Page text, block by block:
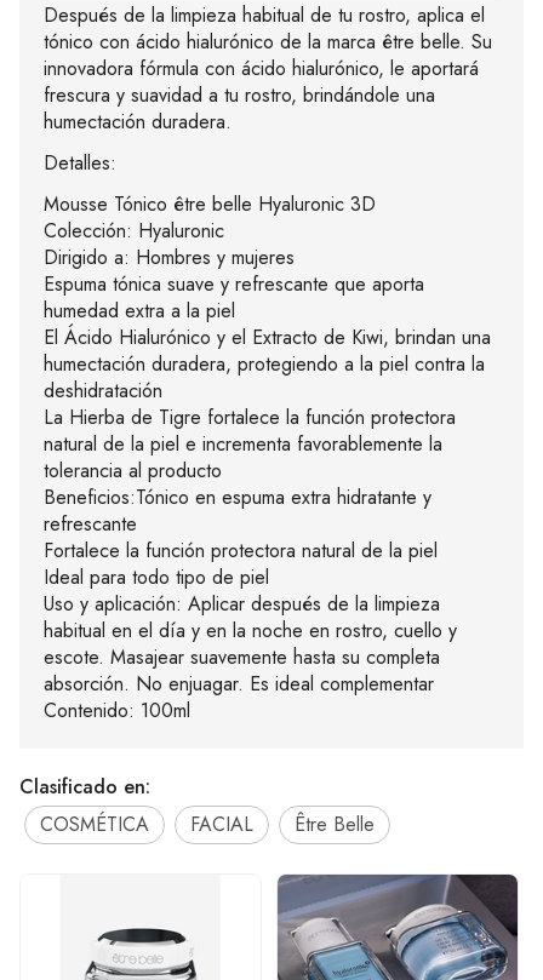
Después de la limpieza habitual de tu rostro, aplica el
tónico con ácido hialurónico de la marca être belle. Su
innovadora fórmula con ácido hialurónico, le aportará
frescura y suavidad a tu rostro, brindándole una
humectación duradera.
Detalles:
Mousse Tónico être belle Hyaluronic 3D
Colección: Hyaluronic
Dirigido a: Hombres y mujeres
Espuma tónica suave y refrescante que aporta
humedad extra a la piel
El Ácido Hialurónico y el Extracto de Kiwi, brindan una
humectación duradera, protegiendo a la piel contra la
deshidratación
La Hierba de Tigre fortalece la función protectora
natural de la piel e incrementa favorablemente la
tolerancia al producto
Beneficios:Tónico en espuma extra hidratante y
refrescante
Fortalece la función protectora natural de la piel
Ideal para todo tipo de piel
Uso y aplicación: Aplicar después de la limpieza
habitual en el día y en la noche en rostro, cuello y
escote. Masajear suavemente hasta su completa
absorción. No enjuagar. Es ideal complementar
Contenido: 100ml
Clasificado en:
COSMÉTICA
FACIAL Être Belle